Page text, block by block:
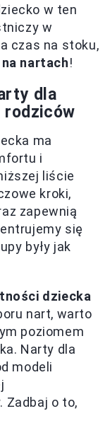
w ten
w
czas na stoku,
nartach!
dla
rodziców
ma
i
liście
kroki,
zapewnią
się
były jak
dziecka
nart, warto
poziomem
Narty dla
modeli
Zadbaj o to,